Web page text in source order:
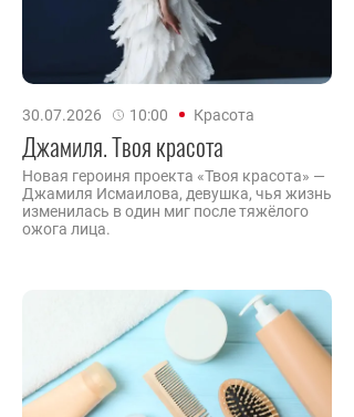
30.07.2026 10:00 Красота
Джамиля. Твоя красота
Новая героиня проекта «Твоя красота» —
Джамиля Исмаилова, девушка, чья жизнь
изменилась в один миг после тяжёлого
ожога лица.